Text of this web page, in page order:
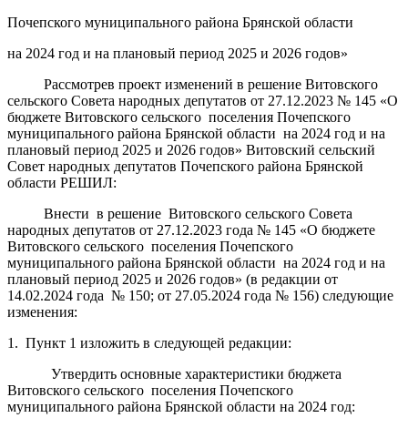
Почепского муниципального района Брянской области
на 2024 год и на плановый период 2025 и 2026 годов»
Рассмотрев проект изменений в решение Витовского
сельского Совета народных депутатов от 27.12.2023 № 145 «О
бюджете Витовского сельского поселения Почепского
муниципального района Брянской области на 2024 год и на
плановый период 2025 и 2026 годов» Витовский сельский
Совет народных депутатов Почепского района Брянской
области РЕШИЛ:
Внести в решение Витовского сельского Совета
народных депутатов от 27.12.2023 года № 145 «О бюджете
Витовского сельского поселения Почепского
муниципального района Брянской области на 2024 год и на
плановый период 2025 и 2026 годов» (в редакции от
14.02.2024 года № 150; от 27.05.2024 года № 156) следующие
изменения:
1. Пункт 1 изложить в следующей редакции:
Утвердить основные характеристики бюджета
Витовского сельского поселения Почепского
муниципального района Брянской области на 2024 год: